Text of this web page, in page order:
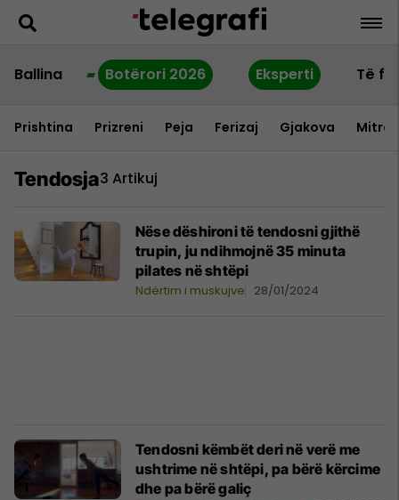
Ballina Botërori 2026 Eksperti Të
Prishtina Prizreni Peja Ferizaj Gjakova
Tendosja3 Artikuj
Nëse dëshironi të tendosni gjithë
trupin, ju ndihmojnë 35 minuta
pilates në shtëpi
Ndërtim i muskujve 28/01/2024
Tendosni këmbët deri në verë me
ushtrime në shtëpi, pa bërë kërcime
dhe pa bërë galiç